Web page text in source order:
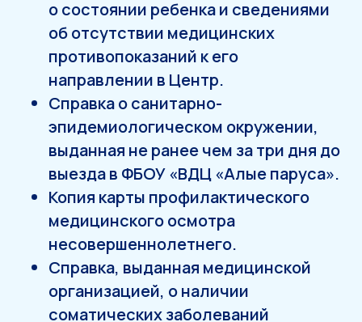
о состоянии ребенка и сведениями
об отсутствии медицинских
противопоказаний к его
направлении в Центр.
Справка о санитарно-
эпидемиологическом окружении,
выданная не ранее чем за три дня до
выезда в ФБОУ «ВДЦ «Алые паруса».
Копия карты профилактического
медицинского осмотра
несовершеннолетнего.
Справка, выданная медицинской
организацией, о наличии
соматических заболеваний